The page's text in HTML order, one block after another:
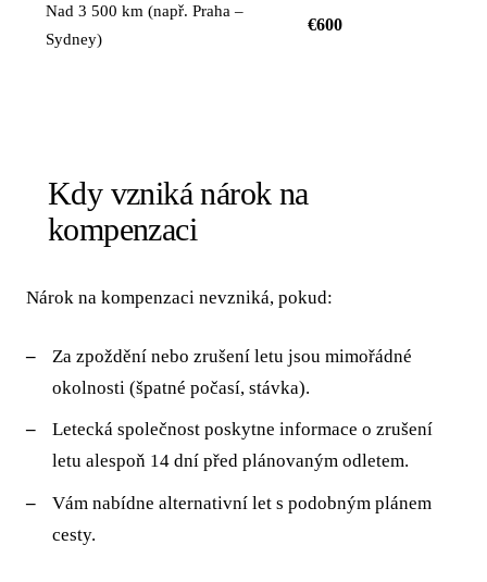
Nad 3 500 km (např. Praha –
Sydney)
€600
Kdy vzniká nárok na
kompenzaci
Nárok na kompenzaci nevzniká, pokud:
Za zpoždění nebo zrušení letu jsou mimořádné
okolnosti (špatné počasí, stávka).
Letecká společnost poskytne informace o zrušení
letu alespoň 14 dní před plánovaným odletem.
Vám nabídne alternativní let s podobným plánem
cesty.